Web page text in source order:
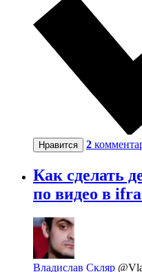
Нравится 2
Как сделать
по видео в
Владислав Скляр